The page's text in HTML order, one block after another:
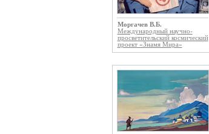
Моргачев В.Б.
Международный научно-
просветительский космический
проект «Знамя Мира»